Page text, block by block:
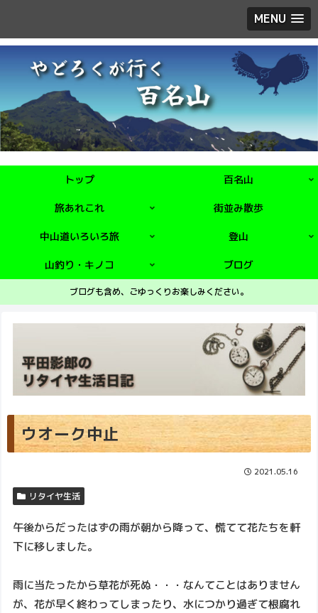
MENU
トップ 百名山
旅あれこれ 街並み散歩
中山道いろいろ旅 登山
山釣り・キノコ ブログ
ブログも含め、ごゆっくりお楽しみください。
ウオーク中止
2021.05.16
リタイヤ生活
午後からだったはずの雨が朝から降って、慌てて花たちを軒
下に移しました。
雨に当たったから草花が死ぬ・・・なんてことはありません
が、花が早く終わってしまったり、水につかり過ぎて根腐れ